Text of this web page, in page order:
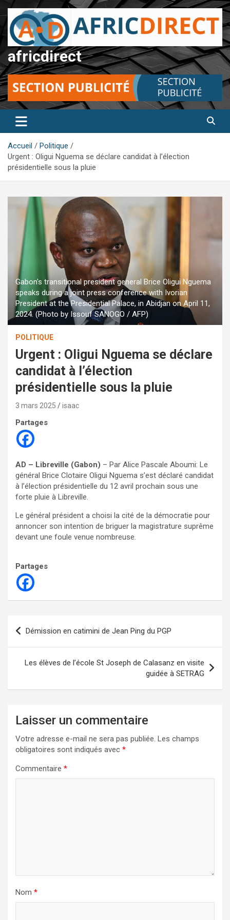
Aller
au
contenu
africdirect
Accueil
Politique
Urgent : Oligui Nguema se déclare candidat à l’élection
présidentielle sous la pluie
Gabon's transitional president general Brice Oligui Nguema
speaks during a joint press conference with Ivorian
President at the Presidential Palace, in Abidjan on April 11,
2024. (Photo by Issouf SANOGO / AFP)
POLITIQUE
Urgent : Oligui Nguema se déclare
candidat à l’élection
présidentielle sous la pluie
3 mars 2025 isaac
Partages
AD – Libreville (Gabon) – Par Alice Pascale Aboumi: Le
général Brice Clotaire Oligui Nguema s’est déclaré candidat
à l’élection présidentielle du 12 avril prochain sous une
forte pluie à Libreville.
Le général président a choisi la cité de la démocratie pour
annoncer son intention de briguer la magistrature suprême
devant une foule venue nombreuse.
Partages
Navigation
de
l’article
Démission en catimini de Jean Ping du PGP
Les élèves de l’école St Joseph de Calasanz en visite
guidée à SETRAG
Laisser un commentaire
Votre adresse e-mail ne sera pas publiée. Les champs
obligatoires sont indiqués avec *
Commentaire *
Nom *